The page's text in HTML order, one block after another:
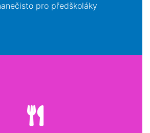
pro předškoláky